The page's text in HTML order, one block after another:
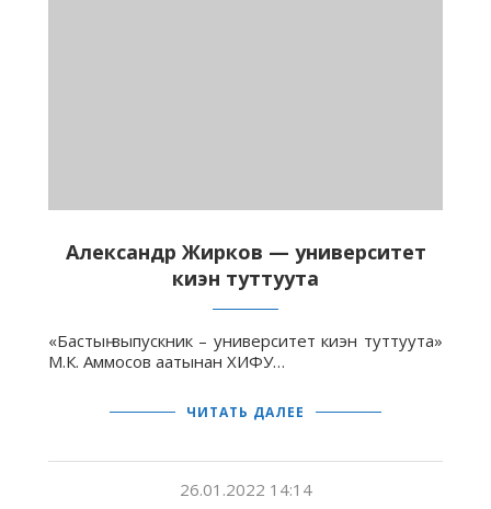
Александр Жирков — университет
киэн туттуута
«Бастыҥ выпускник – университет киэн туттуута»
М.К. Аммосов аатынан ХИФУ…
ЧИТАТЬ ДАЛЕЕ
26.01.2022 14:14